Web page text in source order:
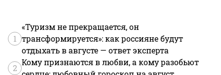
1
«Туризм не прекращается, он
трансформируется»: как россияне будут
отдыхать в августе — ответ эксперта
2
Кому признаются в любви, а кому разобьют